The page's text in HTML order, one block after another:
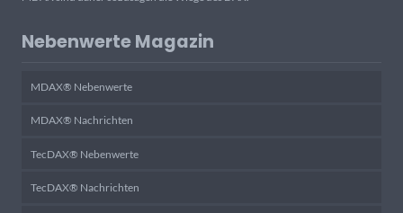
Nebenwerte Magazin
MDAX® Nebenwerte
MDAX® Nachrichten
TecDAX® Nebenwerte
TecDAX® Nachrichten